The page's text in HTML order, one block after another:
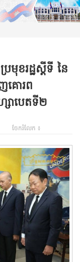
ខរដ្ឋស្តីទី នៃ
គោរព
សាបេតទី២
ចែករំលែក ៖